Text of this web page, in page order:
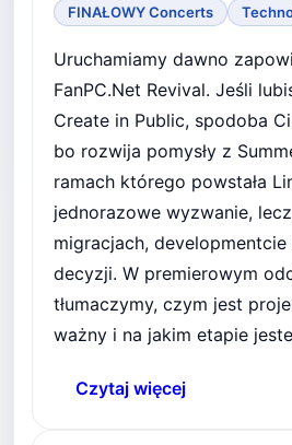
FINAŁOWY Concerts
Uruchamiamy dawno
FanPC.Net Revival. Jeśli
Create in Public, spodoba
bo rozwija pomysły z
ramach którego powstała
jednorazowe wyzwanie,
migracjach,
decyzji. W premierowym
tłumaczymy, czym jest
ważny i na jakim etapie
Czytaj więcej